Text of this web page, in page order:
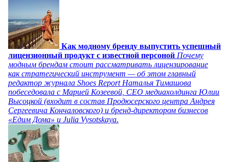
Как модному бренду выпустить успешный
лицензионный продукт с известной персоной Почему
модным брендам стоит рассматривать лицензирование
как стратегический инструмент — об этом главный
редактор журнала Shoes Report Наталья Тимашова
побеседовала с Марией Козеевой, СЕО медиахолдинга Юлии
Высоцкой (входит в состав Продюсерского центра Андрея
Сергеевича Кончаловского) и бренд-директором бизнесов
«Едим Дома» и Julia Vysotskaya.